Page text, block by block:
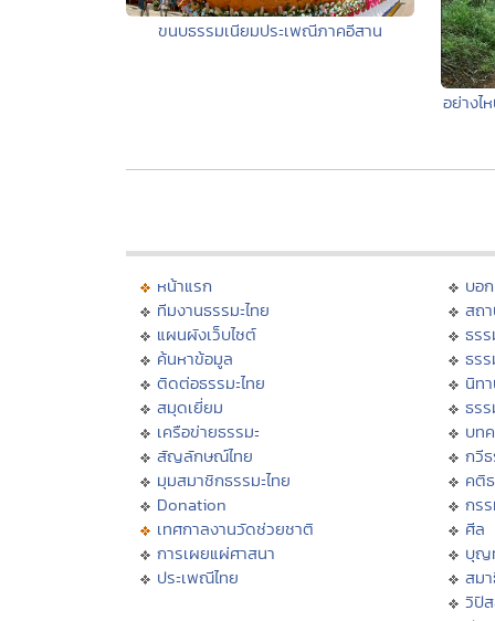
ขนบธรรมเนียมประเพณีภาคอีสาน
อย่างไ
หน้าแรก
ทีมงานธรรมะไทย
แผนผังเว็บไซต์
ค้นหาข้อมูล
ติดต่อธรรมะไทย
สมุดเยี่ยม
เครือข่ายธรรมะ
สัญลักษณ์ไทย
มุมสมาชิกธรรมะไทย
Donation
เทศกาลงานวัดช่วยชาติ
การเผยแผ่ศาสนา
ประเพณีไทย
บอ
สถ
ธร
ธร
นิท
ธร
บท
กวี
คติ
กร
ศีล
บุญ
สม
วิปั